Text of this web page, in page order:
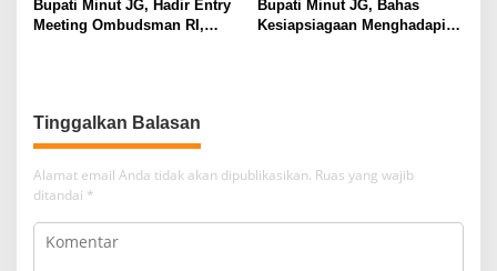
Bupati Minut JG, Hadir Entry
Meeting Ombudsman RI,
Bupati Minut JG, Bahas
Kesiapsiagaan Menghadapi
Tinggalkan Balasan
Alamat email Anda tidak akan dipublikasikan. Ruas yang wajib
ditandai *